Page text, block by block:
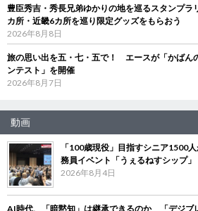
豊臣秀吉・秀長兄弟ゆかりの地を巡るスタンプ
カ所・近畿6カ所を巡り限定グッズをもらおう
2026年8月8日
旅の思い出を五・七・五で！ エースが「かばん
ンテスト」を開催
2026年8月7日
動画
「100歳現役」目指すシニア1500
務員イベント「うぇるねすシップ」
2026年8月4日
AI時代、「暗黙知」は継承できるのか 「デジブ